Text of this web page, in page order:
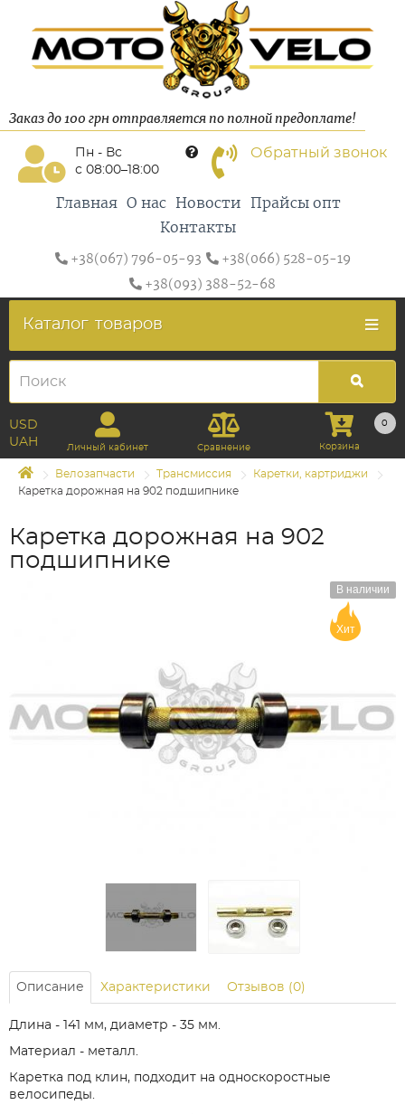
Заказ до 100 грн отправляется по полной предоплате!
Пн - Вс
с 08:00–18:00
Обратный звонок
Главная О нас Новости
Прайсы опт
Контакты
+38(067) 796-05-93
+38(066) 528-05-19
+38(093) 388-52-68
Каталог товаров
USD
UAH
Личный кабинет Сравнение
0
Корзина
Велозапчасти Трансмиссия
Каретки, картриджи
Каретка дорожная на 902 подшипнике
Каретка дорожная на 902
подшипнике
В наличии
Хит
Описание Характеристики Отзывов (0)
Длина - 141 мм, диаметр - 35 мм.
Материал - металл.
Каретка под клин, подходит на односкоростные
велосипеды.